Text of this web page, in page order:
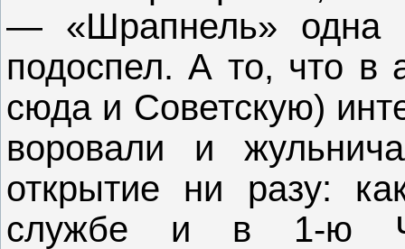
— «Шрапнель» одна
подоспел. А то, что в
сюда и Советскую)
воровали и
открытие ни разу:
службе и в 1-ю